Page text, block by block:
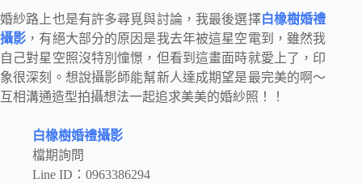
婚紗路上也是有許多尋覓與討論，我最後選擇白橡樹婚禮
攝影 ，有絕大部分的原因是我去年被這星空電到，雖然我
自己對星空照沒特別憧憬，但看到這畫面時就愛上了，印
象很深刻。想說攝影師能幫新人達成期望是最完美的啊～
互相溝通造型拍攝想法一起追求美美的婚紗照！！
白橡樹婚禮攝影
檔期詢問
Line ID：0963386294